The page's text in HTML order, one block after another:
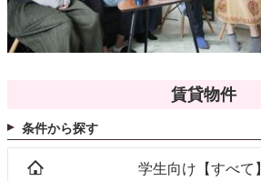
賃貸物件
条件から探す
学生向け【すべて】